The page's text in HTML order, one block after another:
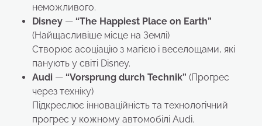
неможливого.
Disney — “The Happiest Place on Earth”
(Найщасливіше місце на Землі)
Створює асоціацію з магією і веселощами, які
панують у світі Disney.
Audi — “Vorsprung durch Technik” (Прогрес
через техніку)
Підкреслює інноваційність та технологічний
прогрес у кожному автомобілі Audi.